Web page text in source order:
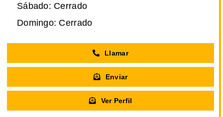
Sábado: Cerrado
Domingo: Cerrado
Llamar
Enviar
Ver Perfil